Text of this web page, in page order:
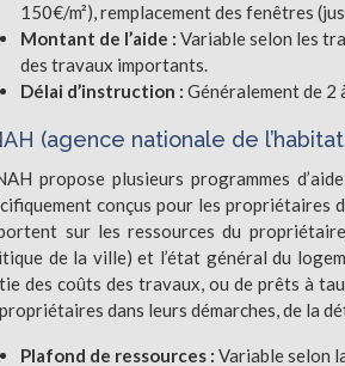
150€/m²), remplacement des fenêtres
Montant de l’aide : Variable selon les
des travaux importants.
Délai d’instruction : Généralement de 2
(agence nationale de
propose plusieurs programmes
conçus pour les propriétaires
sur les ressources du
de la ville) et l’état général du
des coûts des travaux, ou de prêts à
dans leurs démarches, de la
Plafond de ressources : Variable selon